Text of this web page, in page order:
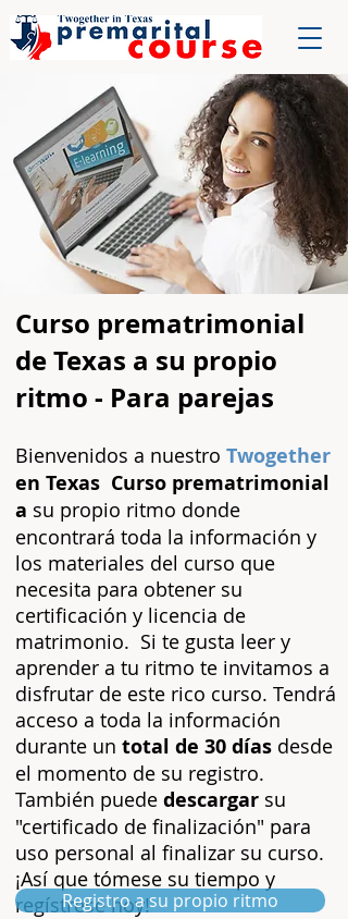
Curso prematrimonial
de Texas a su propio
ritmo - Para parejas
Bienvenidos a nuestro Twogether
en Texas Curso prematrimonial
a su propio ritmo donde
encontrará toda la información y
los materiales del curso que
necesita para obtener su
certificación y licencia de
matrimonio. Si te gusta leer y
aprender a tu ritmo te invitamos a
disfrutar de este rico curso. Tendrá
acceso a toda la información
durante un total de 30 días desde
el momento de su registro.
También puede descargar su
"certificado de finalización" para
uso personal al finalizar su curso.
¡Así que tómese su tiempo y
regístrese hoy!
Registro a su propio ritmo